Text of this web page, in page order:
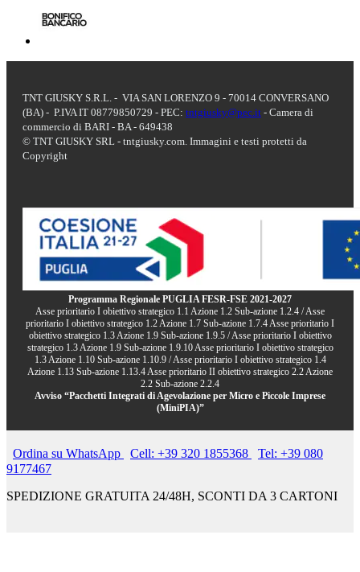
TNT GIUSKY S.R.L. - VIA SAN LORENZO 9 - 70014 CONVERSANO
(BA) - P.IVA IT 08779850729 - PEC: tntgiusky@pec.it - Camera di
commercio di BARI - BA - 649438
© TNT GIUSKY SRL - tntgiusky.com. Immagini e testi protetti da
Copyright
Programma Regionale PUGLIA FESR-FSE 2021-2027
Asse prioritario I obiettivo strategico 1.1 Azione 1.2 Sub-azione 1.2.4 / Asse
prioritario I obiettivo strategico 1.2 Azione 1.7 Sub-azione 1.7.4 Asse prioritario I
obiettivo strategico 1.3 Azione 1.9 Sub-azione 1.9.5 / Asse prioritario I obiettivo
strategico 1.3 Azione 1.9 Sub-azione 1.9.10 Asse prioritario I obiettivo strategico
1.3 Azione 1.10 Sub-azione 1.10.9 / Asse prioritario I obiettivo strategico 1.4
Azione 1.13 Sub-azione 1.13.4 Asse prioritario II obiettivo strategico 2.2 Azione
2.2 Sub-azione 2.2.4
Avviso “Pacchetti Integrati di Agevolazione per Micro e Piccole Imprese
(MiniPIA)”
Ordina su WhatsApp Cell: +39 320 1855368
Tel: +39 080
9177467
SPEDIZIONE GRATUITA 24/48H, SCONTI DA 3 CARTONI